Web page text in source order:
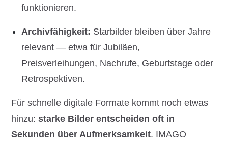
funktionieren.
Archivfähigkeit: Starbilder bleiben über Jahre
relevant — etwa für Jubiläen,
Preisverleihungen, Nachrufe, Geburtstage oder
Retrospektiven.
Für schnelle digitale Formate kommt noch etwas
hinzu: starke Bilder entscheiden oft in
Sekunden über Aufmerksamkeit. IMAGO